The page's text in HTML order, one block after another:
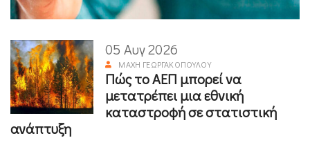
05 Αυγ 2026
ΜΆΧΗ ΓΕΩΡΓΑΚΟΠΟΎΛΟΥ
Πώς το ΑΕΠ μπορεί να
μετατρέπει μια εθνική
καταστροφή σε στατιστική
ανάπτυξη